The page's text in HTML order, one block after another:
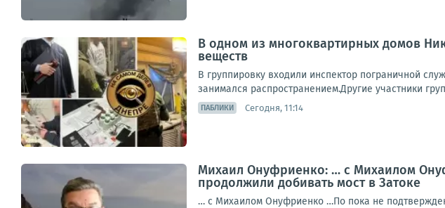
В одном из многоквартирных домов
веществ
В группировку входили инспектор пограничной
занимался распространением.Другие участники
ПАБЛИКИ Сегодня, 11:14
Михаил Онуфриенко: … с Михаилом
продолжили добивать мост в Затоке
… с Михаилом Онуфриенко …По пока не